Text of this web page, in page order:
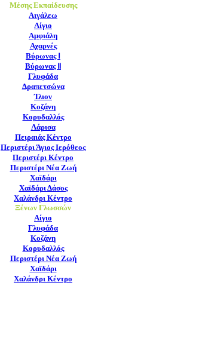
Μέσης Εκπαίδευσης
Αιγάλεω
Αίγιο
Αμφιάλη
Αχαρνές
Βύρωνας Ⅰ
Βύρωνας Ⅱ
Γλυφάδα
Δραπετσώνα
Ίλιον
Κοζάνη
Κορυδαλλός
Λάρισα
Πειραιάς Κέντρο
Περιστέρι Άγιος Ιερόθεος
Περιστέρι Κέντρο
Περιστέρι Νέα Ζωή
Χαϊδάρι
Χαϊδάρι Δάσος
Χαλάνδρι Κέντρο
Ξένων Γλωσσών
Αίγιο
Γλυφάδα
Κοζάνη
Κορυδαλλός
Περιστέρι Νέα Ζωή
Χαϊδάρι
Χαλάνδρι Κέντρο